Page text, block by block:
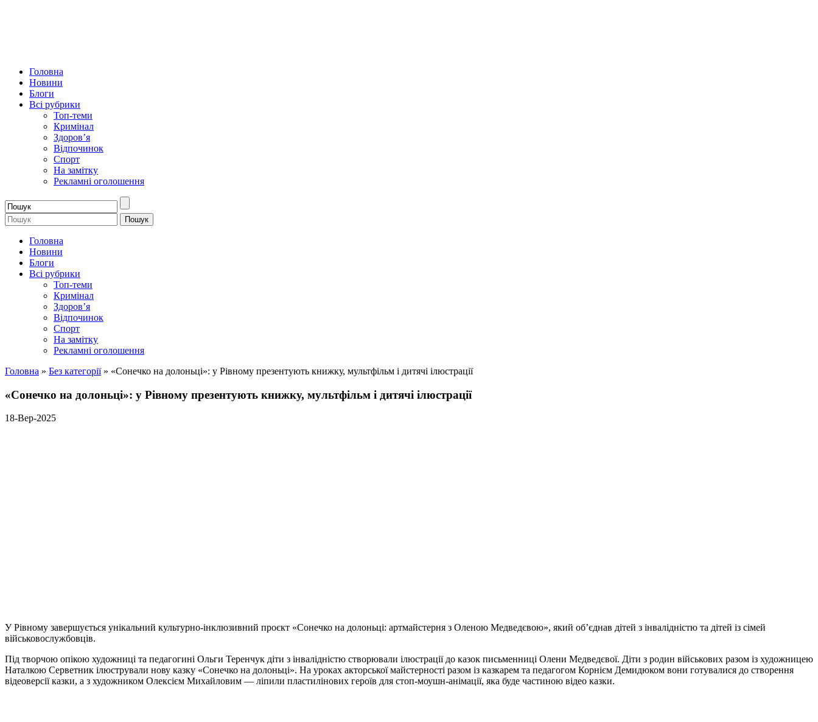
Головна
Новини
Блоги
Всі рубрики
Топ-теми
Кримінал
Здоров’я
Відпочинок
Спорт
На замітку
Рекламні оголошення
Головна
Новини
Блоги
Всі рубрики
Топ-теми
Кримінал
Здоров’я
Відпочинок
Спорт
На замітку
Рекламні оголошення
Головна » Без категорії» «Сонечко на долоньці»: у Рівному презентують книжку, мультфільм і дитячі ілюстрації
«Сонечко на долоньці»: у Рівному презентують книжку, мультфільм і дитячі ілюстрації
18-Вер-2025
У Рівному завершується унікальний культурно-інклюзивний проєкт «Сонечко на долоньці: артмайстерня з Оленою Медведєвою», який об’єднав дітей з інвалідністю та дітей із сімей
військовослужбовців.
Під творчою опікою художниці та педагогині Ольги Теренчук діти з інвалідністю створювали ілюстрації до казок письменниці Олени Медведєвої. Діти з родин військових разом із художницею
Наталкою Серветник ілюстрували нову казку «Сонечко на долоньці». На уроках акторської майстерності разом із казкарем та педагогом Корнієм Демидюком вони готувалися до створення
відеоверсії казки, а з художником Олексієм Михайловим — ліпили пластилінових героїв для стоп-моушн-анімації, яка буде частиною відео казки.